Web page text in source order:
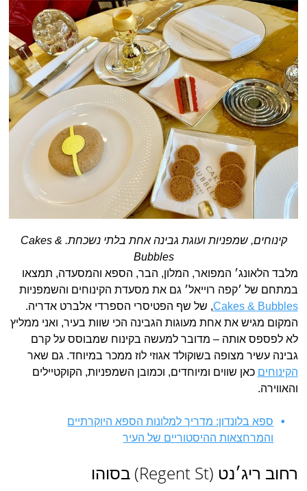
קינוחים, שמפניות ועוגת גבינה אחת בלתי נשכחת. Cakes &
Bubbles
מלבד הלאונג׳ המפואר, המלון, הבר, הספא והמסעדה, תמצאו
במתחם של ׳קפה רוייאל׳ גם את מסעדת הקינוחים והשמפניות
Cakes & Bubbles, של שף הפטיסרי הספרדי אלברט אדריה.
המקום מגיש את אחת מעוגות הגבינה הכי שוות בעיר, ואני ממליץ
לא לפספס אותה – מדובר למעשה בקינוח שמבוסס על קרם
גבינה עשיר מצופה בשוקולד אגוזי לוז ממכר במיוחד. גם שאר
הקינוחים כאן שווים ומיוחדים, וכמובן השמפניות, הקוקטיילים
והאווירה.
ספא בלונדון: מדריך למלונות הספא היוקרתיים
והמרחצאות ההיסטוריים של העיר
רחוב ריג׳נט (Regent St) בסוהו